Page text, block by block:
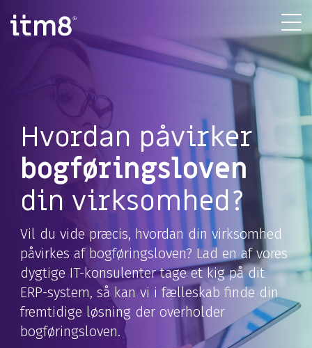
direkte
Hvordan påvirker
bogføringsloven
din virksomhed?
Vil du vide præcis, hvordan din virksomhed
påvirkes af bogføringsloven? Lad en af vores
dygtige IT-konsulenter tage et kig på dit
ERP-system, så kan vi i fælleskab finde din
fremtidige løsning der overholder
bogføringsloven.